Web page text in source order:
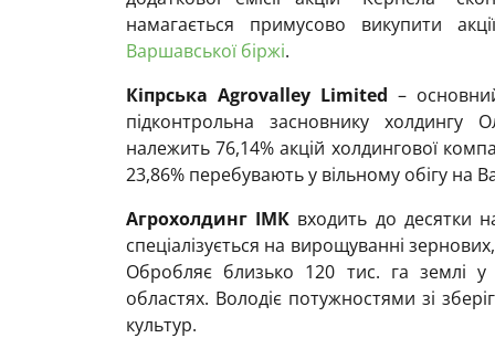
намагається примусово викупити
Варшавської біржі.
Кіпрська Agrovalley Limited –
підконтрольна засновнику холдингу
належить 76,14% акцій холдингової
23,86% перебувають у вільному обігу на
Агрохолдинг ІМК входить до десятки
спеціалізується на вирощуванні
Обробляє близько 120 тис. га землі у
областях. Володіє потужностями зі
культур.